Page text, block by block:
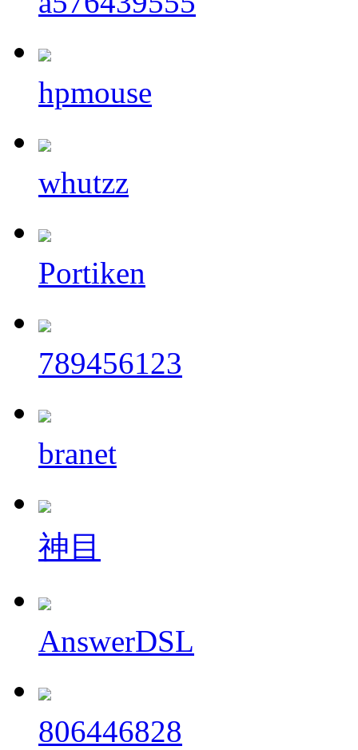
hpmouse
whutzz
Portiken
789456123
branet
神目
AnswerDSL
806446828